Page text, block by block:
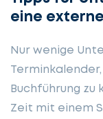
eine
Nur wenige
Buchführung zu
Zeit mit einem